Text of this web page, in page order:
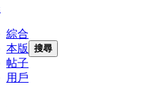
綜合
本版
帖子
用戶
搜尋